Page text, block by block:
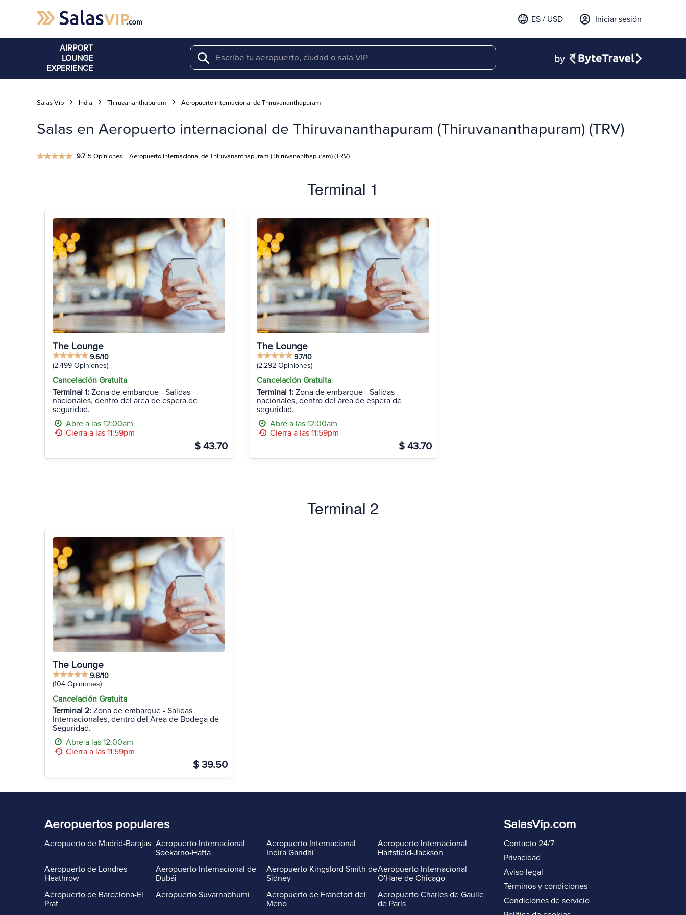
Iniciar sesión
ES / USD
AIRPORT
LOUNGE
EXPERIENCE
Search
Salas Vip India Thiruvananthapuram Aeropuerto internacional de Thiruvananthapuram
Salas en Aeropuerto internacional de Thiruvananthapuram (Thiruvananthapuram) (TRV)
9.7 5 Opiniones | Aeropuerto internacional de Thiruvananthapuram (Thiruvananthapuram) (TRV)
Terminal 1
The Lounge
9.6/10
(2.499 Opiniones)
Cancelación Gratuita
Terminal 1: Zona de embarque - Salidas
nacionales, dentro del área de espera de
seguridad.
Abre a las 12:00am
Cierra a las 11:59pm
$ 43.70
The Lounge
9.7/10
(2.292 Opiniones)
Cancelación Gratuita
Terminal 1: Zona de embarque - Salidas
nacionales, dentro del área de espera de
seguridad.
Abre a las 12:00am
Cierra a las 11:59pm
$ 43.70
Terminal 2
The Lounge
9.8/10
(104 Opiniones)
Cancelación Gratuita
Terminal 2: Zona de embarque - Salidas
Internacionales, dentro del Área de Bodega de
Seguridad.
Abre a las 12:00am
Cierra a las 11:59pm
$ 39.50
Aeropuertos populares
Aeropuerto de Madrid-Barajas
Aeropuerto de Londres-
Heathrow
Aeropuerto de Barcelona-El
Prat
Aeropuerto Internacional
Soekarno-Hatta
Aeropuerto Internacional de
Dubái
Aeropuerto Suvarnabhumi
Aeropuerto Internacional
Indira Gandhi
Aeropuerto Kingsford Smith de
Sídney
Aeropuerto de Fráncfort del
Meno
Aeropuerto Internacional
Hartsfield-Jackson
Aeropuerto Internacional
O'Hare de Chicago
Aeropuerto Charles de Gaulle
de París
SalasVip.com
Contacto 24/7
Privacidad
Aviso legal
Términos y condiciones
Condiciones de servicio